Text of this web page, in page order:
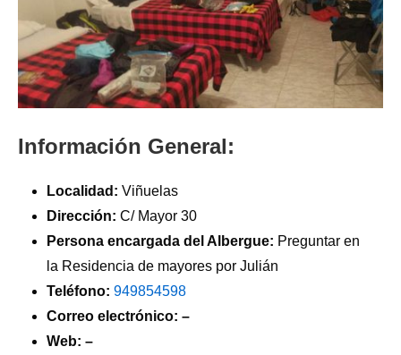
Información General:
Localidad: Viñuelas
Dirección: C/ Mayor 30
Persona encargada del Albergue: Preguntar en
la Residencia de mayores por Julián
Teléfono: 949854598
Correo electrónico: –
Web: –